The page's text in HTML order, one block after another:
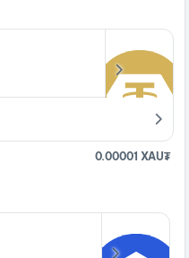
0.00001 XAU₮